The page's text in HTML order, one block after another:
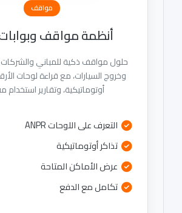
أنظمة مواقف وبوابات ذكية
حلول مواقف ذكية للمباني والشركات لتنظيم دخول
وخروج السيارات، مع قراءة لوحات الأرقام آليًا، حواجز
أوتوماتيكية، وتقارير استخدام مفصلة.
التعرف على اللوحات ANPR
تذاكر أوتوماتيكية
عرض الأماكن المتاحة
تكامل مع الدفع